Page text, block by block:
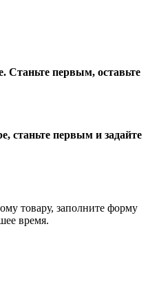
Станьте первым, оставьте
станьте первым и задайте
товару, заполните форму
время.